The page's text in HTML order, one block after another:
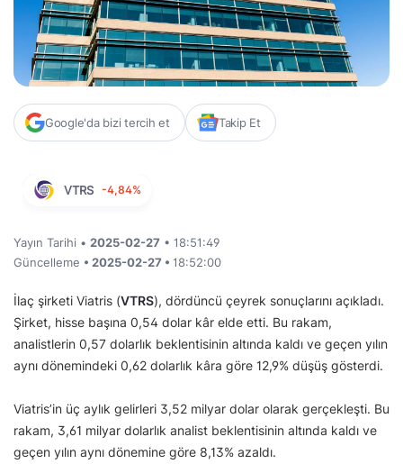
Google'da bizi tercih et Takip Et
VTRS -4,84%
Yayın Tarihi • 2025-02-27 • 18:51:49
Güncelleme • 2025-02-27 • 18:52:00
İlaç şirketi Viatris (VTRS), dördüncü çeyrek sonuçlarını açıkladı.
Şirket, hisse başına 0,54 dolar kâr elde etti. Bu rakam,
analistlerin 0,57 dolarlık beklentisinin altında kaldı ve geçen yılın
aynı dönemindeki 0,62 dolarlık kâra göre 12,9% düşüş gösterdi.
Viatris’in üç aylık gelirleri 3,52 milyar dolar olarak gerçekleşti. Bu
rakam, 3,61 milyar dolarlık analist beklentisinin altında kaldı ve
geçen yılın aynı dönemine göre 8,13% azaldı.